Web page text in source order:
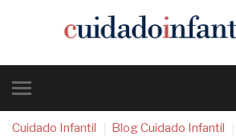
Cuidado Infantil Blog Cuidado Infantil